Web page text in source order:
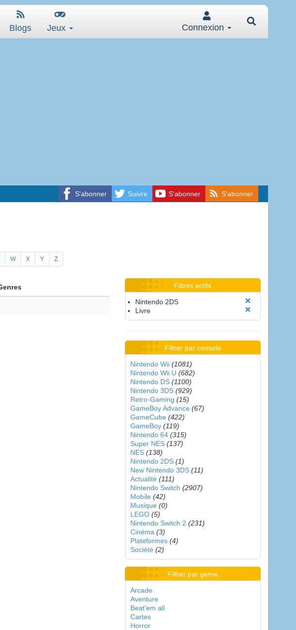
Blogs Jeux Connexion
S'abonner Suivre S'abonner S'abonner
W X Y Z
Filtres actifs
Nintendo 2DS
Livre
Filtrer par console
Nintendo Wii (1081)
Nintendo Wii U (682)
Nintendo DS (1100)
Nintendo 3DS (929)
Retro-Gaming (15)
GameBoy Advance (67)
GameCube (422)
GameBoy (119)
Nintendo 64 (315)
Super NES (137)
NES (138)
Nintendo 2DS (1)
New Nintendo 3DS (11)
Actualité (111)
Nintendo Switch (2907)
Mobile (42)
Musique (0)
LEGO (5)
Nintendo Switch 2 (231)
Cinéma (3)
Plateformes (4)
Société (2)
Filtrer par genre
Arcade
Aventure
Beat'em all
Cartes
Horror